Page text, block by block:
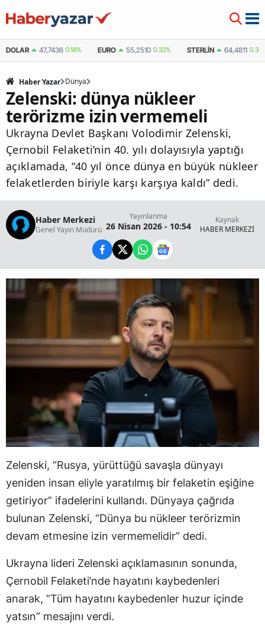
DOLAR 47,7436 0.18% EURO 55,2510 0.32% STERLIN 64,4811
Haber Yazar Dünya
Zelenski: dünya nükleer
terörizme izin vermemeli
Ukrayna Devlet Başkanı Volodimir Zelenski,
Çernobil Felaketi’nin 40. yılı dolayısıyla yaptığı
açıklamada, “40 yıl önce dünya en büyük nükleer
felaketlerden biriyle karşı karşıya kaldı” dedi.
Haber Merkezi
Genel Yayın Müdürü
Yayınlanma
26 Nisan 2026 - 10:54
Kaynak
HABER MERKEZİ
Zelenski, “Rusya, yürüttüğü savaşla dünyayı
yeniden insan eliyle yaratılmış bir felaketin eşiğine
getiriyor” ifadelerini kullandı. Dünyaya çağrıda
bulunan Zelenski, “Dünya bu nükleer terörizmin
devam etmesine izin vermemelidir” dedi.
Ukrayna lideri Zelenski açıklamasının sonunda,
Çernobil Felaketi’nde hayatını kaybedenleri
anarak, “Tüm hayatını kaybedenler huzur içinde
yatsın” mesajını verdi.